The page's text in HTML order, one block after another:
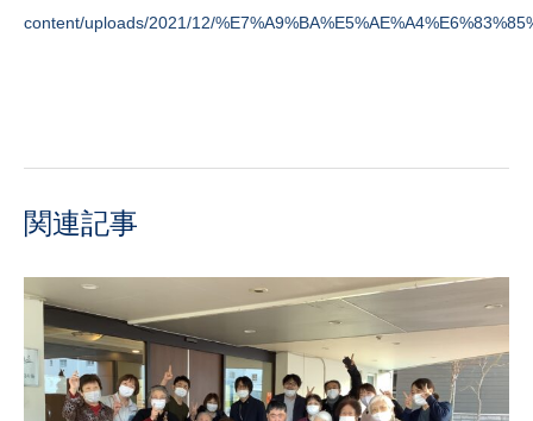
content/uploads/2021/12/
関連記事